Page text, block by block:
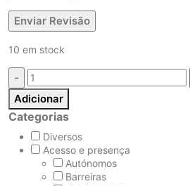
10 em stock
Quantidade:
Adicionar
Categorias
Diversos
Acesso e presença
Autónomos
Barreiras